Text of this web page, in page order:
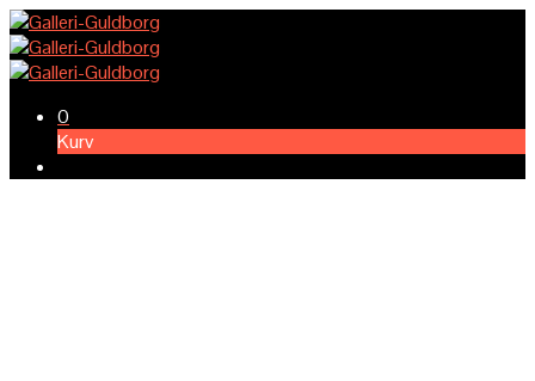
0
Kurv